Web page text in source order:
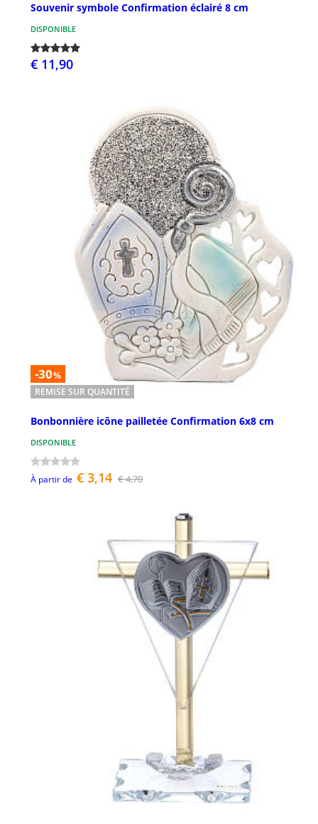
Souvenir symbole Confirmation éclairé 8 cm
DISPONIBLE
€ 11,90
-30%
REMISE SUR QUANTITÉ
Bonbonnière icône pailletée Confirmation 6x8 cm
DISPONIBLE
À partir de € 3,14 € 4,70